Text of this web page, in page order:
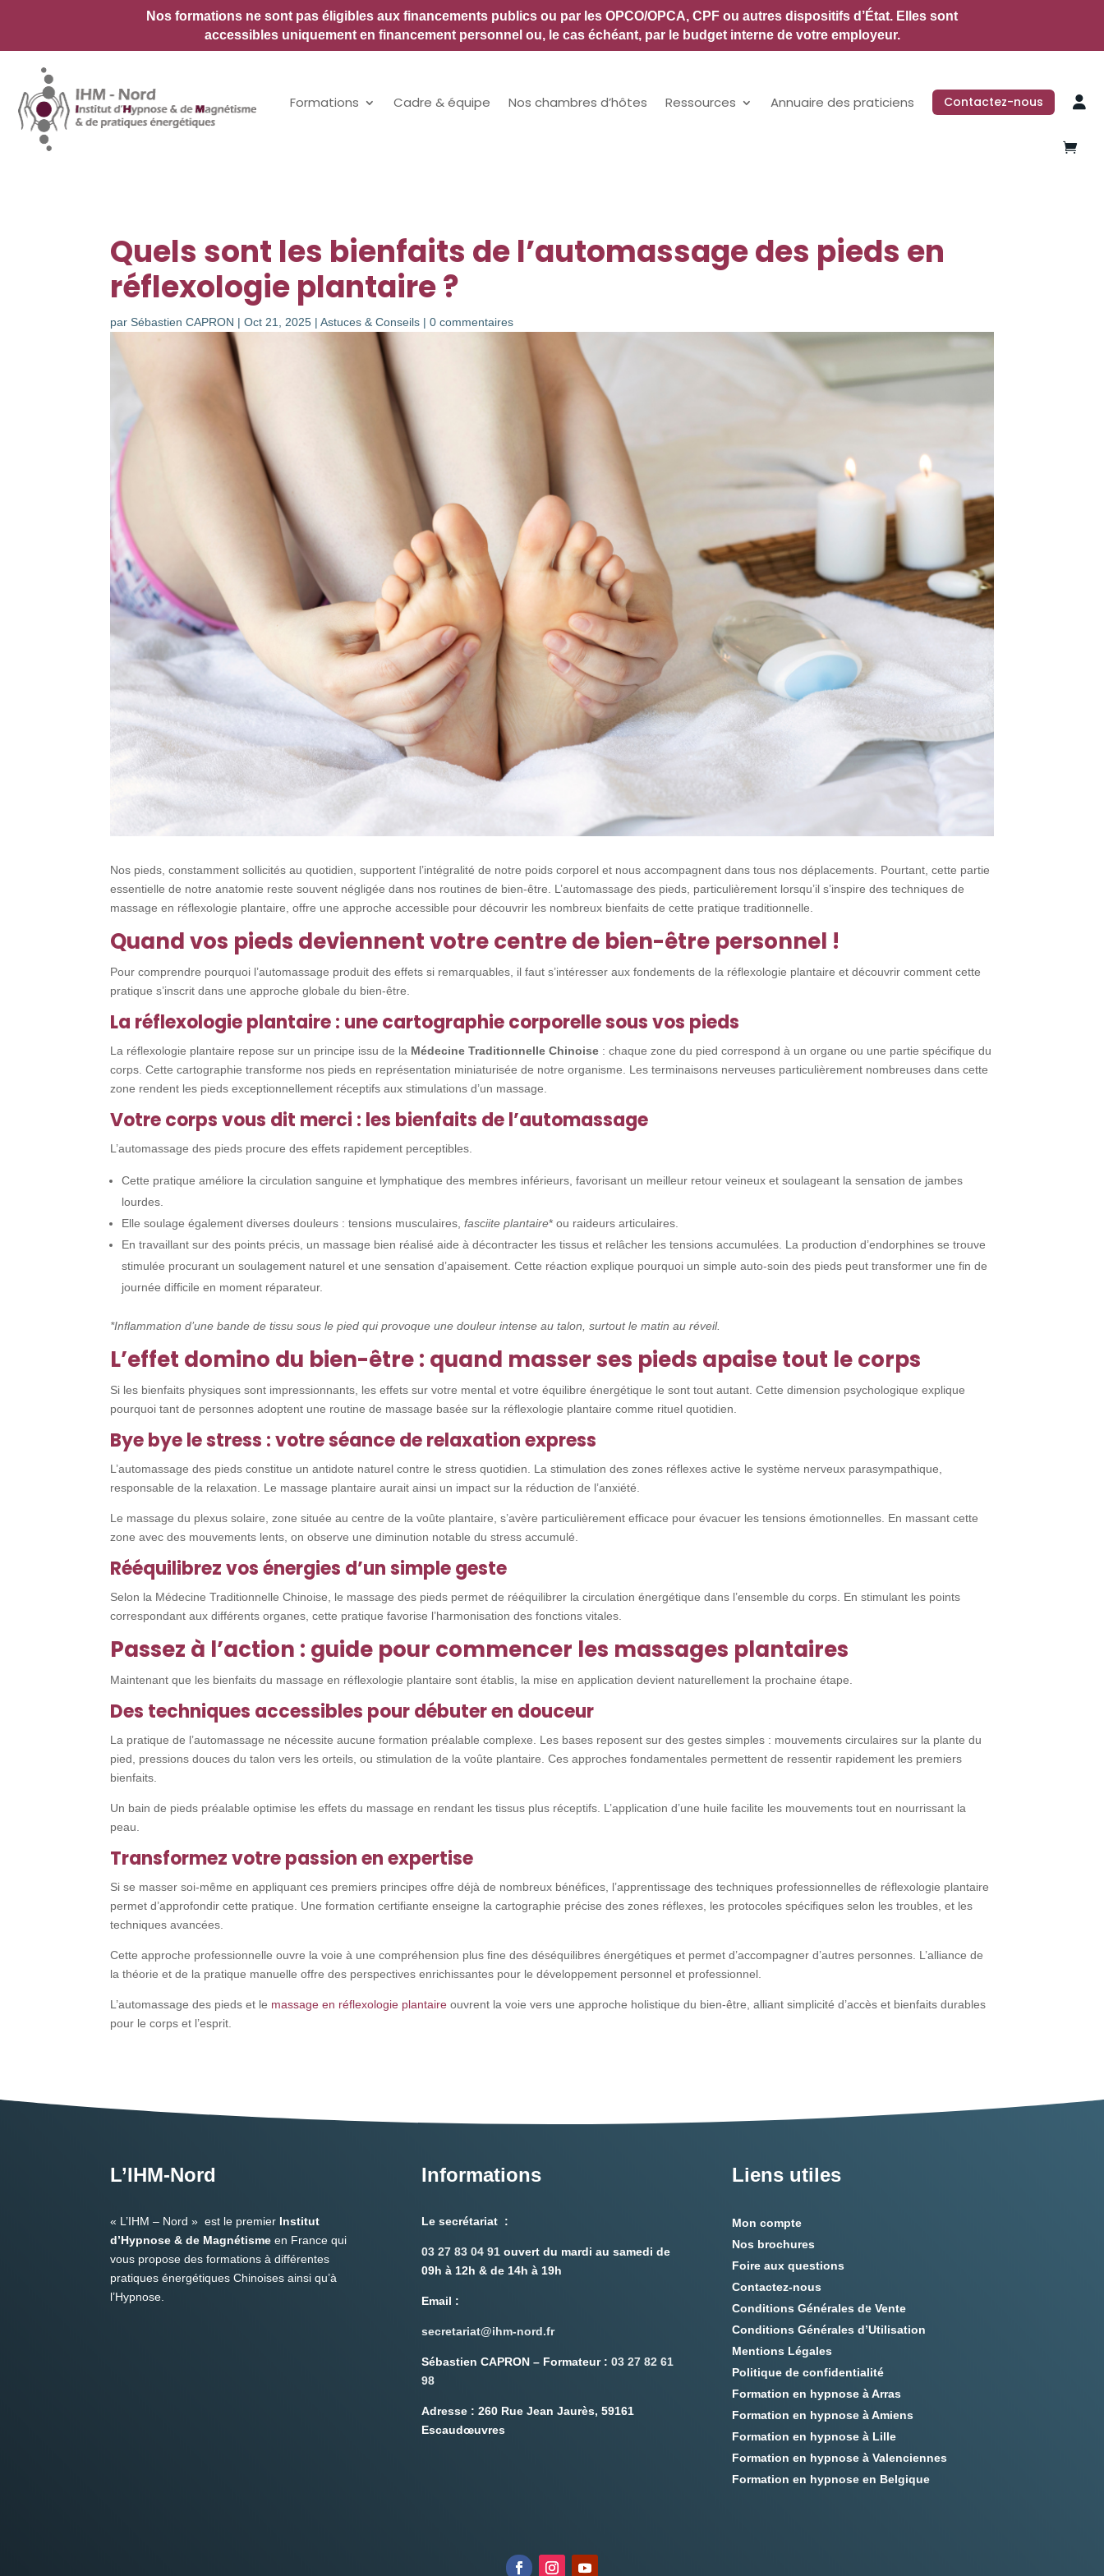
Nos formations ne sont pas éligibles aux financements publics ou par les OPCO/OPCA, CPF ou autres dispositifs d’État. Elles sont
accessibles uniquement en financement personnel ou, le cas échéant, par le budget interne de votre employeur.
Formations Cadre & équipe Nos chambres d’hôtes Ressources Annuaire des praticiens Contactez-nous
Quels sont les bienfaits de l’automassage des pieds en
réflexologie plantaire ?
par Sébastien CAPRON |Oct 21, 2025 |Astuces & Conseils |0 commentaires
Nos pieds, constamment sollicités au quotidien, supportent l’intégralité de notre poids corporel et nous accompagnent dans tous nos déplacements. Pourtant, cette partie
essentielle de notre anatomie reste souvent négligée dans nos routines de bien-être. L’automassage des pieds, particulièrement lorsqu’il s’inspire des techniques de
massage en réflexologie plantaire, offre une approche accessible pour découvrir les nombreux bienfaits de cette pratique traditionnelle.
Quand vos pieds deviennent votre centre de bien-être personnel !
Pour comprendre pourquoi l’automassage produit des effets si remarquables, il faut s’intéresser aux fondements de la réflexologie plantaire et découvrir comment cette
pratique s’inscrit dans une approche globale du bien-être.
La réflexologie plantaire : une cartographie corporelle sous vos pieds
La réflexologie plantaire repose sur un principe issu de la Médecine Traditionnelle Chinoise : chaque zone du pied correspond à un organe ou une partie spécifique du
corps. Cette cartographie transforme nos pieds en représentation miniaturisée de notre organisme. Les terminaisons nerveuses particulièrement nombreuses dans cette
zone rendent les pieds exceptionnellement réceptifs aux stimulations d’un massage.
Votre corps vous dit merci : les bienfaits de l’automassage
L’automassage des pieds procure des effets rapidement perceptibles.
Cette pratique améliore la circulation sanguine et lymphatique des membres inférieurs, favorisant un meilleur retour veineux et soulageant la sensation de jambes
lourdes.
Elle soulage également diverses douleurs : tensions musculaires,fasciite plantaire* ou raideurs articulaires.
En travaillant sur des points précis, un massage bien réalisé aide à décontracter les tissus et relâcher les tensions accumulées. La production d’endorphines se trouve
stimulée procurant un soulagement naturel et une sensation d’apaisement. Cette réaction explique pourquoi un simple auto-soin des pieds peut transformer une fin de
journée difficile en moment réparateur.
*Inflammation d’une bande de tissu sous le pied qui provoque une douleur intense au talon, surtout le matin au réveil.
L’effet domino du bien-être : quand masser ses pieds apaise tout le corps
Si les bienfaits physiques sont impressionnants, les effets sur votre mental et votre équilibre énergétique le sont tout autant. Cette dimension psychologique explique
pourquoi tant de personnes adoptent une routine de massage basée sur la réflexologie plantaire comme rituel quotidien.
Bye bye le stress : votre séance de relaxation express
L’automassage des pieds constitue un antidote naturel contre le stress quotidien. La stimulation des zones réflexes active le système nerveux parasympathique,
responsable de la relaxation. Le massage plantaire aurait ainsi un impact sur la réduction de l’anxiété.
Le massage du plexus solaire, zone située au centre de la voûte plantaire, s’avère particulièrement efficace pour évacuer les tensions émotionnelles. En massant cette
zone avec des mouvements lents, on observe une diminution notable du stress accumulé.
Rééquilibrez vos énergies d’un simple geste
Selon la Médecine Traditionnelle Chinoise, le massage des pieds permet de rééquilibrer la circulation énergétique dans l’ensemble du corps. En stimulant les points
correspondant aux différents organes, cette pratique favorise l’harmonisation des fonctions vitales.
Passez à l’action : guide pour commencer les massages plantaires
Maintenant que les bienfaits du massage en réflexologie plantaire sont établis, la mise en application devient naturellement la prochaine étape.
Des techniques accessibles pour débuter en douceur
La pratique de l’automassage ne nécessite aucune formation préalable complexe. Les bases reposent sur des gestes simples : mouvements circulaires sur la plante du
pied, pressions douces du talon vers les orteils, ou stimulation de la voûte plantaire. Ces approches fondamentales permettent de ressentir rapidement les premiers
bienfaits.
Un bain de pieds préalable optimise les effets du massage en rendant les tissus plus réceptifs. L’application d’une huile facilite les mouvements tout en nourrissant la
peau.
Transformez votre passion en expertise
Si se masser soi-même en appliquant ces premiers principes offre déjà de nombreux bénéfices, l’apprentissage des techniques professionnelles de réflexologie plantaire
permet d’approfondir cette pratique. Une formation certifiante enseigne la cartographie précise des zones réflexes, les protocoles spécifiques selon les troubles, et les
techniques avancées.
Cette approche professionnelle ouvre la voie à une compréhension plus fine des déséquilibres énergétiques et permet d’accompagner d’autres personnes. L’alliance de
la théorie et de la pratique manuelle offre des perspectives enrichissantes pour le développement personnel et professionnel.
L’automassage des pieds et le massage en réflexologie plantaire ouvrent la voie vers une approche holistique du bien-être, alliant simplicité d’accès et bienfaits durables
pour le corps et l’esprit.
L’IHM-Nord
« L’IHM – Nord » est le premier Institut
d’Hypnose & de Magnétisme en France qui
vous propose des formations à différentes
pratiques énergétiques Chinoises ainsi qu’à
l’Hypnose.
Informations
Le secrétariat :
03 27 83 04 91 ouvert du mardi au samedi de
09h à 12h & de 14h à 19h
Email :
secretariat@ihm-nord.fr
Sébastien CAPRON – Formateur : 03 27 82 61
98
Adresse : 260 Rue Jean Jaurès, 59161
Escaudœuvres
Liens utiles
Mon compte
Nos brochures
Foire aux questions
Contactez-nous
Conditions Générales de Vente
Conditions Générales d’Utilisation
Mentions Légales
Politique de confidentialité
Formation en hypnose à Arras
Formation en hypnose à Amiens
Formation en hypnose à Lille
Formation en hypnose à Valenciennes
Formation en hypnose en Belgique